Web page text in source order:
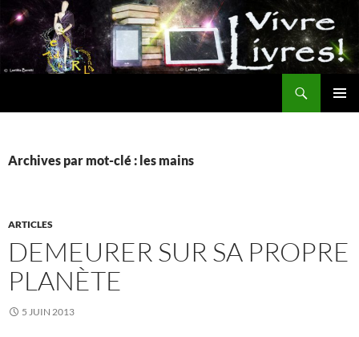
Aller
au
contenu
Archives par mot-clé : les mains
ARTICLES
DEMEURER SUR SA PROPRE
PLANÈTE
5 JUIN 2013